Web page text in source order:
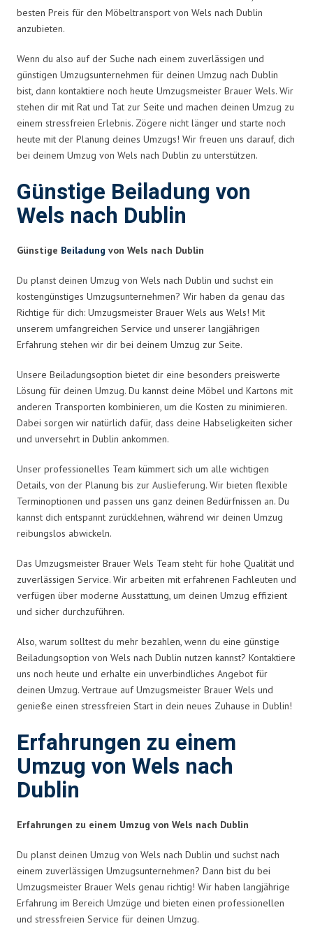
besten Preis für den Möbeltransport von Wels nach Dublin
anzubieten.
Wenn du also auf der Suche nach einem zuverlässigen und
günstigen Umzugsunternehmen für deinen Umzug nach Dublin
bist, dann kontaktiere noch heute Umzugsmeister Brauer Wels. Wir
stehen dir mit Rat und Tat zur Seite und machen deinen Umzug zu
einem stressfreien Erlebnis. Zögere nicht länger und starte noch
heute mit der Planung deines Umzugs! Wir freuen uns darauf, dich
bei deinem Umzug von Wels nach Dublin zu unterstützen.
Günstige Beiladung von
Wels nach Dublin
Günstige Beiladung von Wels nach Dublin
Du planst deinen Umzug von Wels nach Dublin und suchst ein
kostengünstiges Umzugsunternehmen? Wir haben da genau das
Richtige für dich: Umzugsmeister Brauer Wels aus Wels! Mit
unserem umfangreichen Service und unserer langjährigen
Erfahrung stehen wir dir bei deinem Umzug zur Seite.
Unsere Beiladungsoption bietet dir eine besonders preiswerte
Lösung für deinen Umzug. Du kannst deine Möbel und Kartons mit
anderen Transporten kombinieren, um die Kosten zu minimieren.
Dabei sorgen wir natürlich dafür, dass deine Habseligkeiten sicher
und unversehrt in Dublin ankommen.
Unser professionelles Team kümmert sich um alle wichtigen
Details, von der Planung bis zur Auslieferung. Wir bieten flexible
Terminoptionen und passen uns ganz deinen Bedürfnissen an. Du
kannst dich entspannt zurücklehnen, während wir deinen Umzug
reibungslos abwickeln.
Das Umzugsmeister Brauer Wels Team steht für hohe Qualität und
zuverlässigen Service. Wir arbeiten mit erfahrenen Fachleuten und
verfügen über moderne Ausstattung, um deinen Umzug effizient
und sicher durchzuführen.
Also, warum solltest du mehr bezahlen, wenn du eine günstige
Beiladungsoption von Wels nach Dublin nutzen kannst? Kontaktiere
uns noch heute und erhalte ein unverbindliches Angebot für
deinen Umzug. Vertraue auf Umzugsmeister Brauer Wels und
genieße einen stressfreien Start in dein neues Zuhause in Dublin!
Erfahrungen zu einem
Umzug von Wels nach
Dublin
Erfahrungen zu einem Umzug von Wels nach Dublin
Du planst deinen Umzug von Wels nach Dublin und suchst nach
einem zuverlässigen Umzugsunternehmen? Dann bist du bei
Umzugsmeister Brauer Wels genau richtig! Wir haben langjährige
Erfahrung im Bereich Umzüge und bieten einen professionellen
und stressfreien Service für deinen Umzug.